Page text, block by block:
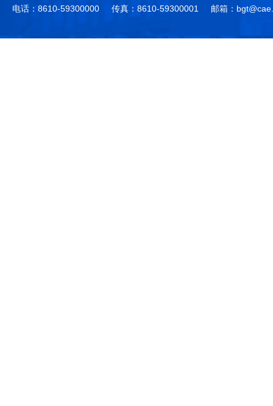
电话：8610-59300000
传真：8610-59300001 邮箱：